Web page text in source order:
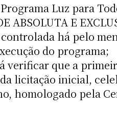
Luz para
ABSOLUTA E
controlada há pelo
do programa;
verificar que a
licitação inicial,
homologado pela